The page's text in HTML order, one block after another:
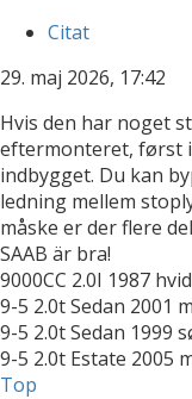
Citat
29. maj 2026, 17:42
Hvis den har noget
eftermonteret, først
indbygget. Du kan
ledning mellem
måske er der flere
SAAB är bra!
9000CC 2.0I 1987
9-5 2.0t Sedan 2001
9-5 2.0t Sedan 1999
9-5 2.0t Estate 2005
Top